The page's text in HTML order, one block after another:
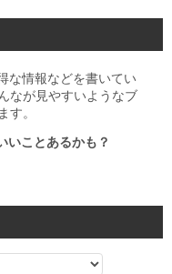
な情報などを書いてい
なが見やすいようなブ
す。
いことあるかも？